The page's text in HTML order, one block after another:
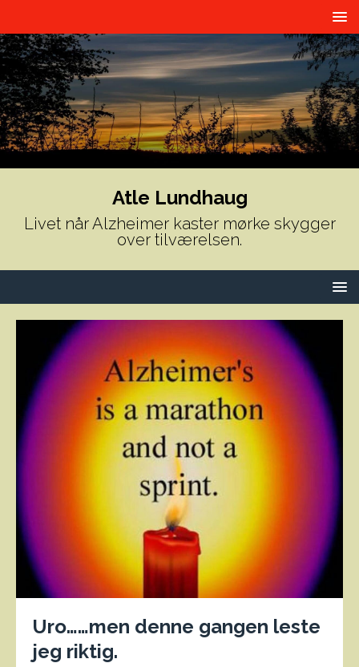
Atle Lundhaug
Livet når Alzheimer kaster mørke skygger
over tilværelsen.
Uro……men denne gangen leste
jeg riktig.